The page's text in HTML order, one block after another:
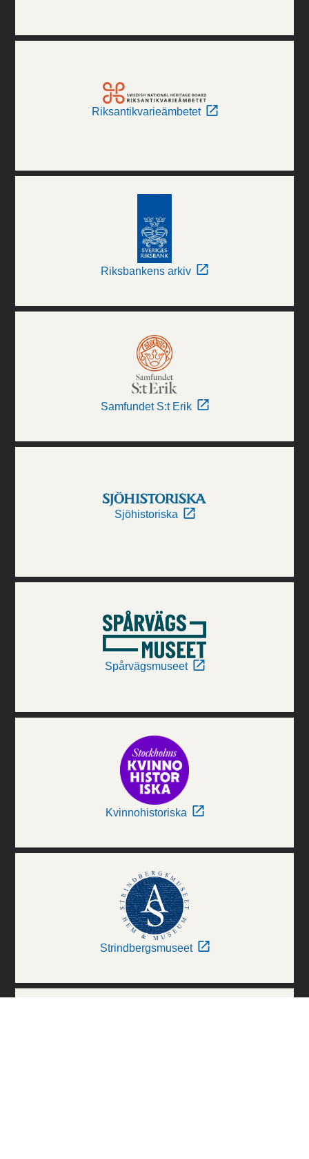
Riksantikvarieämbetet
Riksbankens arkiv
Samfundet S:t Erik
Sjöhistoriska
Spårvägsmuseet
Kvinnohistoriska
Strindbergsmuseet